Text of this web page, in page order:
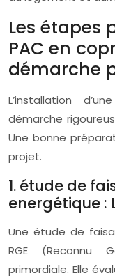
Les étapes
PAC en
démarche
L’installation
démarche
Une bonne
projet.
1. étude de
energétique :
Une étude de
RGE (Reconnu
primordiale. Elle